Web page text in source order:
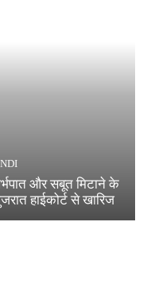
और सबूत मिटाने के
हाईकोर्ट से खारिज